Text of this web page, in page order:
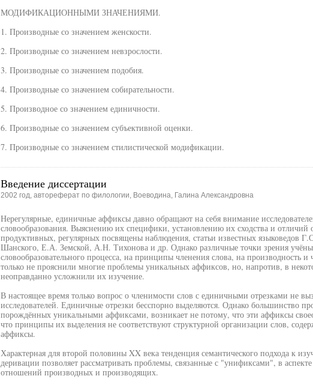
МОДИФИКАЦИОННЫМИ ЗНАЧЕНИЯМИ.
1. Производные со значением женскости.
2. Производные со значением невзрослости.
3. Производные со значением подобия.
4. Производные со значением собирательности.
5. Производное со значением единичности.
6. Производные со значением субъективной оценки.
7. Производные со значением стилистической модификации.
Введение диссертации
2002 год, автореферат по филологии, Воеводина, Галина Александровна
Нерегулярные, единичные аффиксы давно обращают на себя внимание
словообразования. Выяснению их специфики, установлению их сходства и отличий
продуктивных, регулярных посвящены наблюдения, статьи известных языковедов
Шанского, Е.А. Земской, А.Н. Тихонова и др. Однако различные точки зрения
словообразовательного процесса, на принципы членения слова, на производность и
только не прояснили многие проблемы уникальных аффиксов, но, напротив, в
неоправданно усложнили их изучение.
В настоящее время только вопрос о членимости слов с единичными отрезками не
исследователей. Единичные отрезки бесспорно выделяются. Однако большинство
порождённых уникальными аффиксами, возникает не потому, что эти аффиксы
что принципы их выделения не соответствуют структурной организации слов,
аффиксы.
Характерная для второй половины XX века тенденция семантического подхода к
деривации позволяет рассматривать проблемы, связанные с "унификсами", в
отношений производных и производящих.